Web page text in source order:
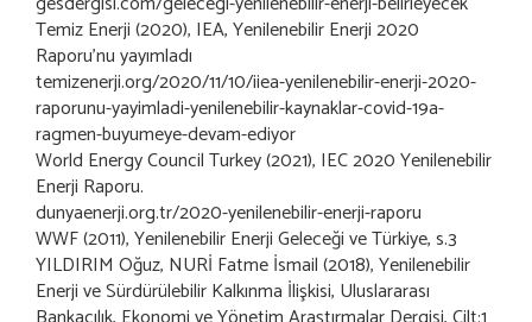
Temiz Enerji (2020), IEA, Yenilenebilir Enerji 2020
Raporu’nu yayımladı
temizenerji.org/2020/11/10/iiea-yenilenebilir-enerji-2020-
raporunu-yayimladi-yenilenebilir-kaynaklar-covid-19a-
ragmen-buyumeye-devam-ediyor
World Energy Council Turkey (2021), IEC 2020 Yenilenebilir
Enerji Raporu.
dunyaenerji.org.tr/2020-yenilenebilir-enerji-raporu
WWF (2011), Yenilenebilir Enerji Geleceği ve Türkiye, s.3
YILDIRIM Oğuz, NURİ Fatme İsmail (2018), Yenilenebilir
Enerji ve Sürdürülebilir Kalkınma İlişkisi, Uluslararası